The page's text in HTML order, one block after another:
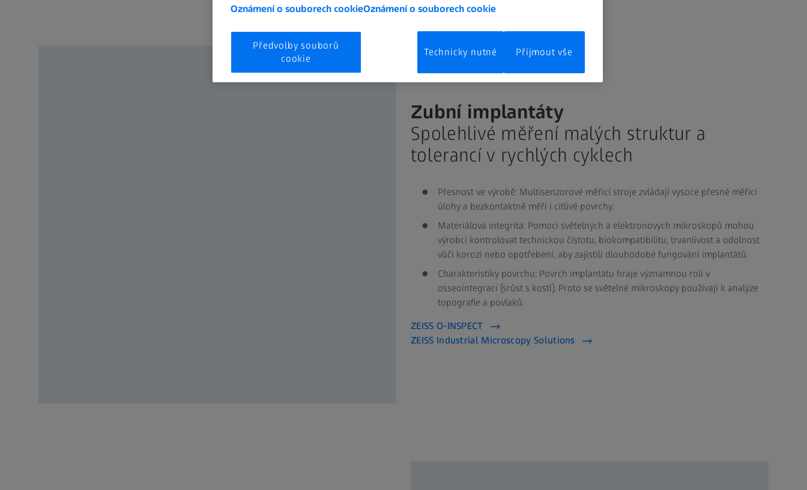
Zubní implantáty
Spolehlivé měření malých struktur a
tolerancí v rychlých cyklech
Přesnost ve výrobě: Multisenzorové měřicí stroje zvládají vysoce přesné měřicí
úlohy a bezkontaktně měří i citlivé povrchy.
Materiálová integrita: Pomocí světelných a elektronových mikroskopů mohou
výrobci kontrolovat technickou čistotu, biokompatibilitu, trvanlivost a odolnost
vůči korozi nebo opotřebení, aby zajistili dlouhodobé fungování implantátů.
Charakteristiky povrchu: Povrch implantátu hraje významnou roli v
osseointegraci (srůst s kostí). Proto se světelné mikroskopy používají k analýze
topografie a povlaků.
ZEISS O-INSPECT
ZEISS Industrial Microscopy Solutions
Oznámení o souborech cookieOznámení o souborech cookie
Předvolby souborů
cookie
Technicky nutné Přijmout vše